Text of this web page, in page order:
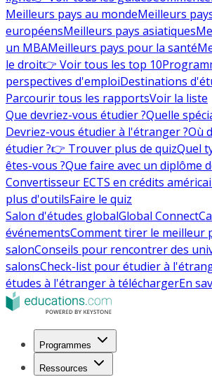
Meilleurs pays au mondeMeilleurs
européensMeilleurs pays asiatiques
un MBAMeilleurs pays pour la santé
le droit👉 Voir tous les top 10
perspectives d'emploiDestinations
Parcourir tous les rapportsVoir la liste
Que devriez-vous étudier ?Quelle
Devriez-vous étudier à l'étranger ?Où
étudier ?👉 Trouver plus de quizQuel
êtes-vous ?Que faire avec un diplôme
Convertisseur ECTS en crédits
plus d'outilsFaire le quiz
Salon d'études globalGlobal Connect
événementsComment tirer le meilleur
salonConseils pour rencontrer des
salonsCheck-list pour étudier à
études à l'étranger à téléchargerEn
Programmes
Ressources